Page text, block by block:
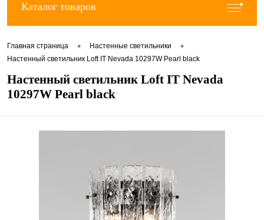
Каталог товаров
Главная страница • Настенные светильники •
Настенный светильник Loft IT Nevada 10297W Pearl black
Настенный светильник Loft IT Nevada
10297W Pearl black